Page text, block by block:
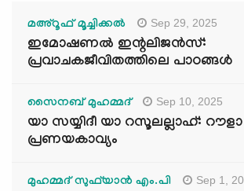
മഅ്റൂഫ് മൂച്ചിക്കല്‍ Sep 29, 2025
ഇമോഷണൽ ഇന്റലിജൻസ്:
പ്രവാചകജീവിതത്തിലെ പാഠങ്ങൾ
സൈനബ് മുഹമ്മദ് Sep 10, 2025
യാ സയ്യിദീ യാ റസൂലല്ലാഹ്:
പ്രണയകാവ്യം
മുഹമ്മദ് സുഫ്‌യാൻ എം.പി Sep 1,